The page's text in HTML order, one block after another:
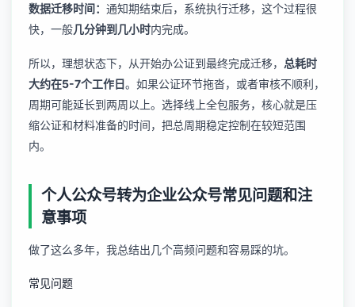
数据迁移时间： 通知期结束后，系统执行迁移，这个过程很
快，一般几分钟到几小时内完成。
所以，理想状态下，从开始办公证到最终完成迁移， 总耗时
大约在5-7个工作日。如果公证环节拖沓，或者审核不顺利，
周期可能延长到两周以上。选择线上全包服务，核心就是压
缩公证和材料准备的时间，把总周期稳定控制在较短范围
内。
个人公众号转为企业公众号常见问题和注
意事项
做了这么多年，我总结出几个高频问题和容易踩的坑。
常见问题